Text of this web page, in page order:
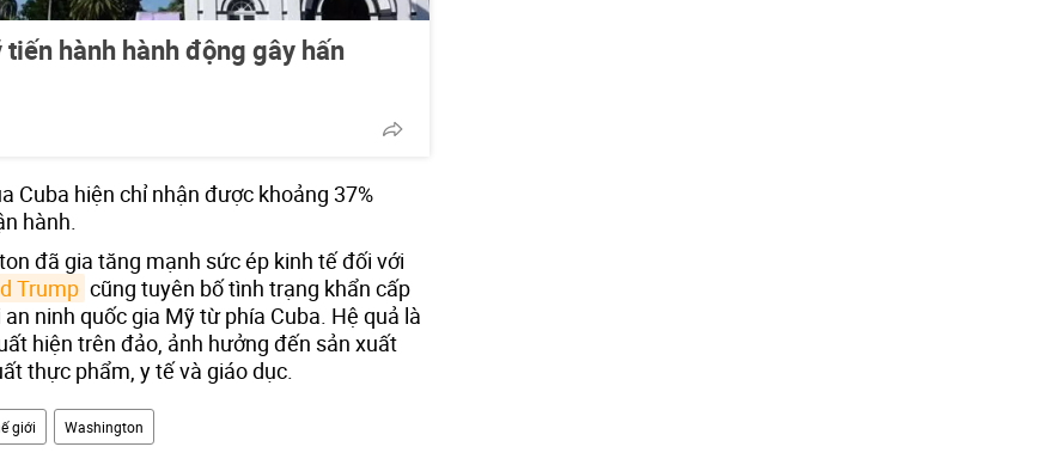
tiến hành hành động gây hấn
Cuba hiện chỉ nhận được khoảng 37%
hành.
đã gia tăng mạnh sức ép kinh tế đối với
Trump cũng tuyên bố tình trạng khẩn cấp
ninh quốc gia Mỹ từ phía Cuba. Hệ quả là
hiện trên đảo, ảnh hưởng đến sản xuất
thực phẩm, y tế và giáo dục.
giới Washington